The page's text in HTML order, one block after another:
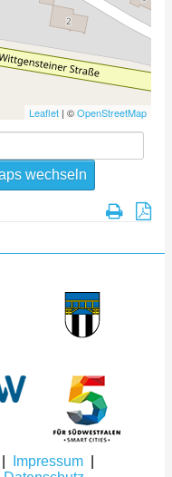
Leaflet | ©OpenStreetMap
Impressum|